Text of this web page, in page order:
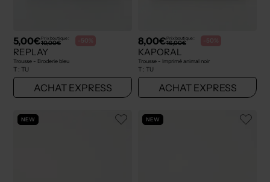
5,00€Prix boutique :
10,00€ -50%
REPLAY
Trousse - Broderie bleu
T : TU
ACHAT EXPRESS
8,00€Prix boutique :
16,00€ -50%
KAPORAL
Trousse - Imprimé animal noir
T : TU
ACHAT EXPRESS
NEW NEW